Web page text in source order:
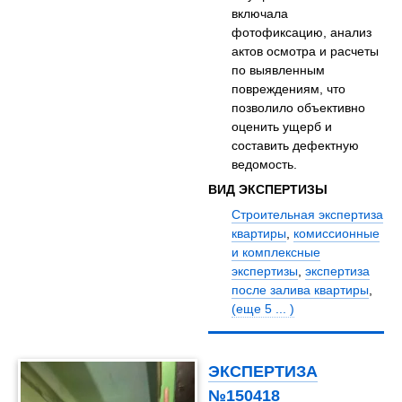
включала
фотофиксацию, анализ
актов осмотра и расчеты
по выявленным
повреждениям, что
позволило объективно
оценить ущерб и
составить дефектную
ведомость.
ВИД ЭКСПЕРТИЗЫ
Строительная экспертиза
квартиры, комиссионные
и комплексные
экспертизы,экспертиза
после залива квартиры,
(еще 5 ... )
ЭКСПЕРТИЗА
№150418